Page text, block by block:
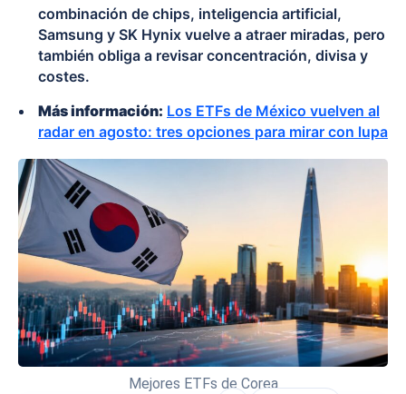
combinación de chips, inteligencia artificial,
Samsung y SK Hynix vuelve a atraer miradas, pero
también obliga a revisar concentración, divisa y
costes.
Más información: Los ETFs de México vuelven al
radar en agosto: tres opciones para mirar con lupa
Mejores ETFs de Corea